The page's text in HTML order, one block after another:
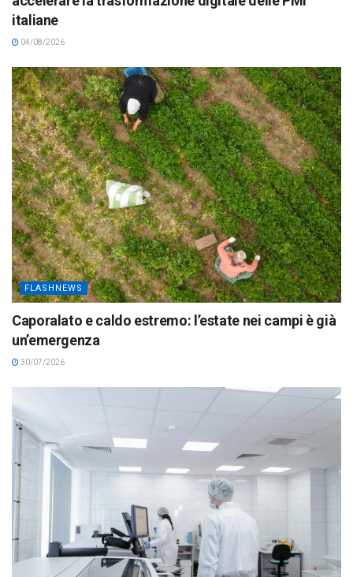
italiane
04/08/2026
FLASHNEWS
Caporalato e caldo estremo: l’estate nei campi è già
un’emergenza
30/07/2026